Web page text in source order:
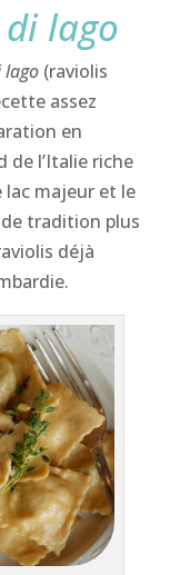
lago
lago(raviolis
assez
en
de l’Italie riche
majeur et le
de tradition plus
déjà